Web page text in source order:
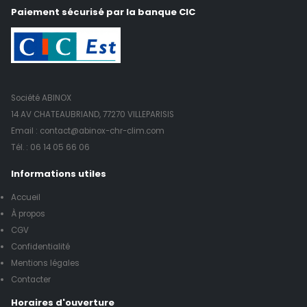
Paiement sécurisé par la banque CIC
Société ABINOX
14 AV CHATEAUBRIAND, 77270 VILLEPARISIS
Email : contact@abinox-chr-clim.com
Tél. : 06 14 05 66 06
Informations utiles
Accueil
À propos
CGV
Confidentialité
Mentions légales
Contacter
Horaires d'ouverture